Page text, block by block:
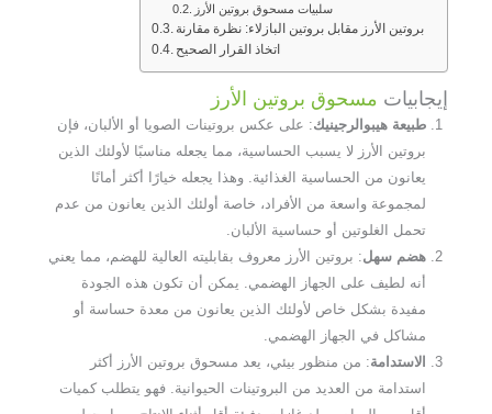
سلبيات مسحوق بروتين الأرز
بروتين الأرز مقابل بروتين البازلاء: نظرة مقارنة
اتخاذ القرار الصحيح
إيجابيات مسحوق بروتين الأرز
طبيعة هيبوالرجينيك: على عكس بروتينات الصويا أو الألبان، فإن
بروتين الأرز لا يسبب الحساسية، مما يجعله مناسبًا لأولئك الذين
يعانون من الحساسية الغذائية. وهذا يجعله خيارًا أكثر أمانًا
لمجموعة واسعة من الأفراد، خاصة أولئك الذين يعانون من عدم
تحمل الغلوتين أو حساسية الألبان.
هضم سهل: بروتين الأرز معروف بقابليته العالية للهضم، مما يعني
أنه لطيف على الجهاز الهضمي. يمكن أن تكون هذه الجودة
مفيدة بشكل خاص لأولئك الذين يعانون من معدة حساسة أو
مشاكل في الجهاز الهضمي.
الاستدامة: من منظور بيئي، يعد مسحوق بروتين الأرز أكثر
استدامة من العديد من البروتينات الحيوانية. فهو يتطلب كميات